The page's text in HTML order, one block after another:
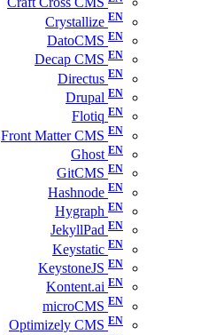
Crystallize
DatoCMS
Decap CMS
Directus
Drupal
Flotiq
Front Matter CMS
Ghost
GitCMS
Hashnode
Hygraph
JekyllPad
Keystatic
KeystoneJS
Kontent.ai
microCMS
Optimizely CMS